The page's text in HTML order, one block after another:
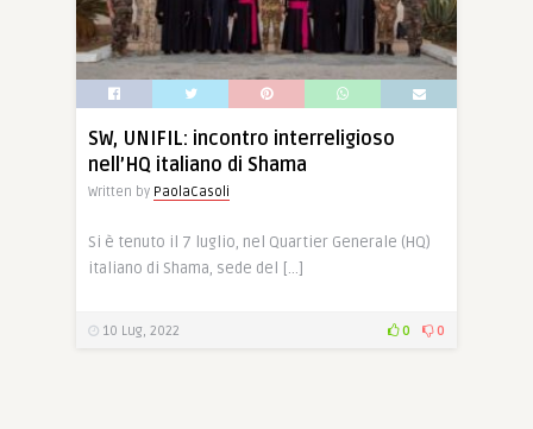
SW, UNIFIL: incontro interreligioso
nell’HQ italiano di Shama
Written by PaolaCasoli
Si è tenuto il 7 luglio, nel Quartier Generale (HQ)
italiano di Shama, sede del […]
10 Lug, 2022 0 0